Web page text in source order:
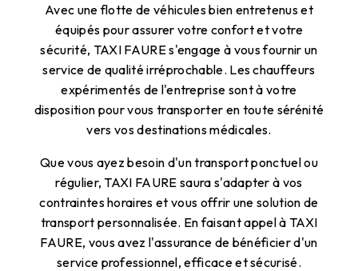
Avec une flotte de véhicules bien entretenus et
équipés pour assurer votre confort et votre
sécurité, TAXI FAURE s'engage à vous fournir un
service de qualité irréprochable. Les chauffeurs
expérimentés de l'entreprise sont à votre
disposition pour vous transporter en toute sérénité
vers vos destinations médicales.
Que vous ayez besoin d'un transport ponctuel ou
régulier, TAXI FAURE saura s'adapter à vos
contraintes horaires et vous offrir une solution de
transport personnalisée. En faisant appel à TAXI
FAURE, vous avez l'assurance de bénéficier d'un
service professionnel, efficace et sécurisé.